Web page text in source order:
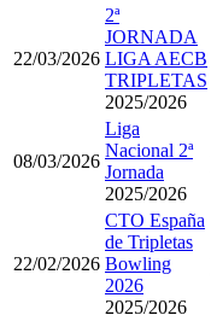
22/03/2026
2ª
JORNADA
LIGA AECB
TRIPLETAS
2025/2026
08/03/2026
Liga
Nacional 2ª
Jornada
2025/2026
22/02/2026
CTO España
de Tripletas
Bowling
2026
2025/2026